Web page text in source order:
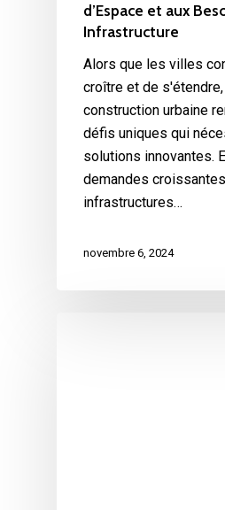
d’Espace et aux
Infrastructure
Alors que les villes
croître et de
construction urbaine
défis uniques qui
solutions innovantes.
demandes
infrastructures…
novembre 6, 2024